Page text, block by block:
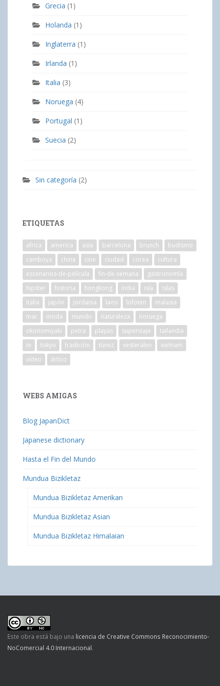
Grecia (1)
Holanda (1)
Inglaterra (1)
Irlanda (1)
Italia (3)
Noruega (4)
Portugal (1)
Suecia (2)
Sin categoría (2)
ETIQUETAS
africa america asia barcelona brunch
budismo
camboya
china cine ciudad corea
cultura
escenarios-de-película
fin-de-semana
gastronomía
hipster
historia hongkong india isla
islas
italia
japón jordania laos lofoten
malasia
mar
moda mundo naturaleza
noruega
okonomiyaki
petra playas superviaje
tailandia
te
tokyo tradición túnez vesteralen
vietnam
vídeo
ártico
WEBS AMIGAS
Blog JapanDict
Japanese dictionary
Hasta el Fin del Mundo
Mundua Bizikletaz
Mundua Bizikletaz Amerikan
Mundua Bizikletaz Asian
Mundua Bizikletaz Himalaian
Este obra está bajo una licencia de Creative Commons Reconocimiento-
NoComercial 4.0 Internacional.